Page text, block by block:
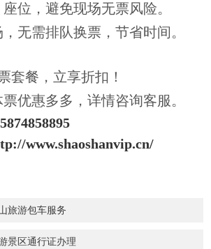
位，避免现场无票风险。
无需排队换票，节省时间。
套餐，立享折扣！
优惠多多，详情咨询客服。
www.shaoshanvip.cn/
旅游包车服务
景区通行证办理